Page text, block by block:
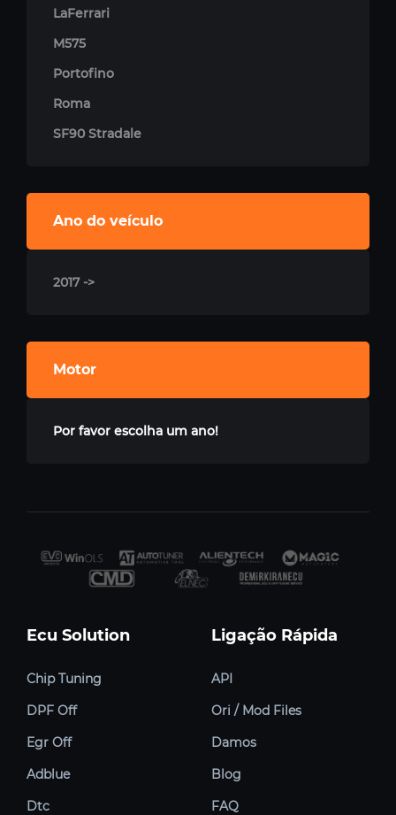
LaFerrari
M575
Portofino
Roma
SF90 Stradale
Ano do veículo
2017 ->
Motor
Por favor escolha um ano!
Ecu Solution
Chip Tuning
DPF Off
Egr Off
Adblue
Dtc
Ligação Rápida
API
Ori / Mod Files
Damos
Blog
FAQ